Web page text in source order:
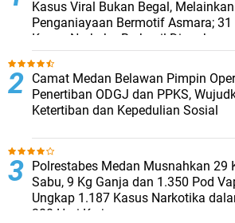
Kasus Viral Bukan Begal, Melainkan
Penganiayaan Bermotif Asmara; 31
Kasus Narkoba Berhasil Diungkap
Camat Medan Belawan Pimpin
Penertiban ODGJ dan PPKS,
Ketertiban dan Kepedulian Sosial
Polrestabes Medan Musnahkan 29
Sabu, 9 Kg Ganja dan 1.350 Pod
Ungkap 1.187 Kasus Narkotika
300 Hari Kerja